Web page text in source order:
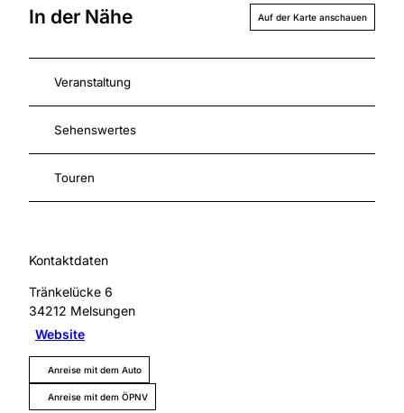
In der Nähe Auf der Karte anschauen
Veranstaltung
Sehenswertes
Touren
Kontaktdaten
Tränkelücke 6
34212 Melsungen
Website
Anreise mit dem Auto
Anreise mit dem ÖPNV